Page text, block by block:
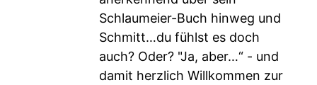
Schlaumeier-Buch hinweg und
Schmitt…du fühlst es doch
auch? Oder? "Ja, aber…“ - und
damit herzlich Willkommen zur